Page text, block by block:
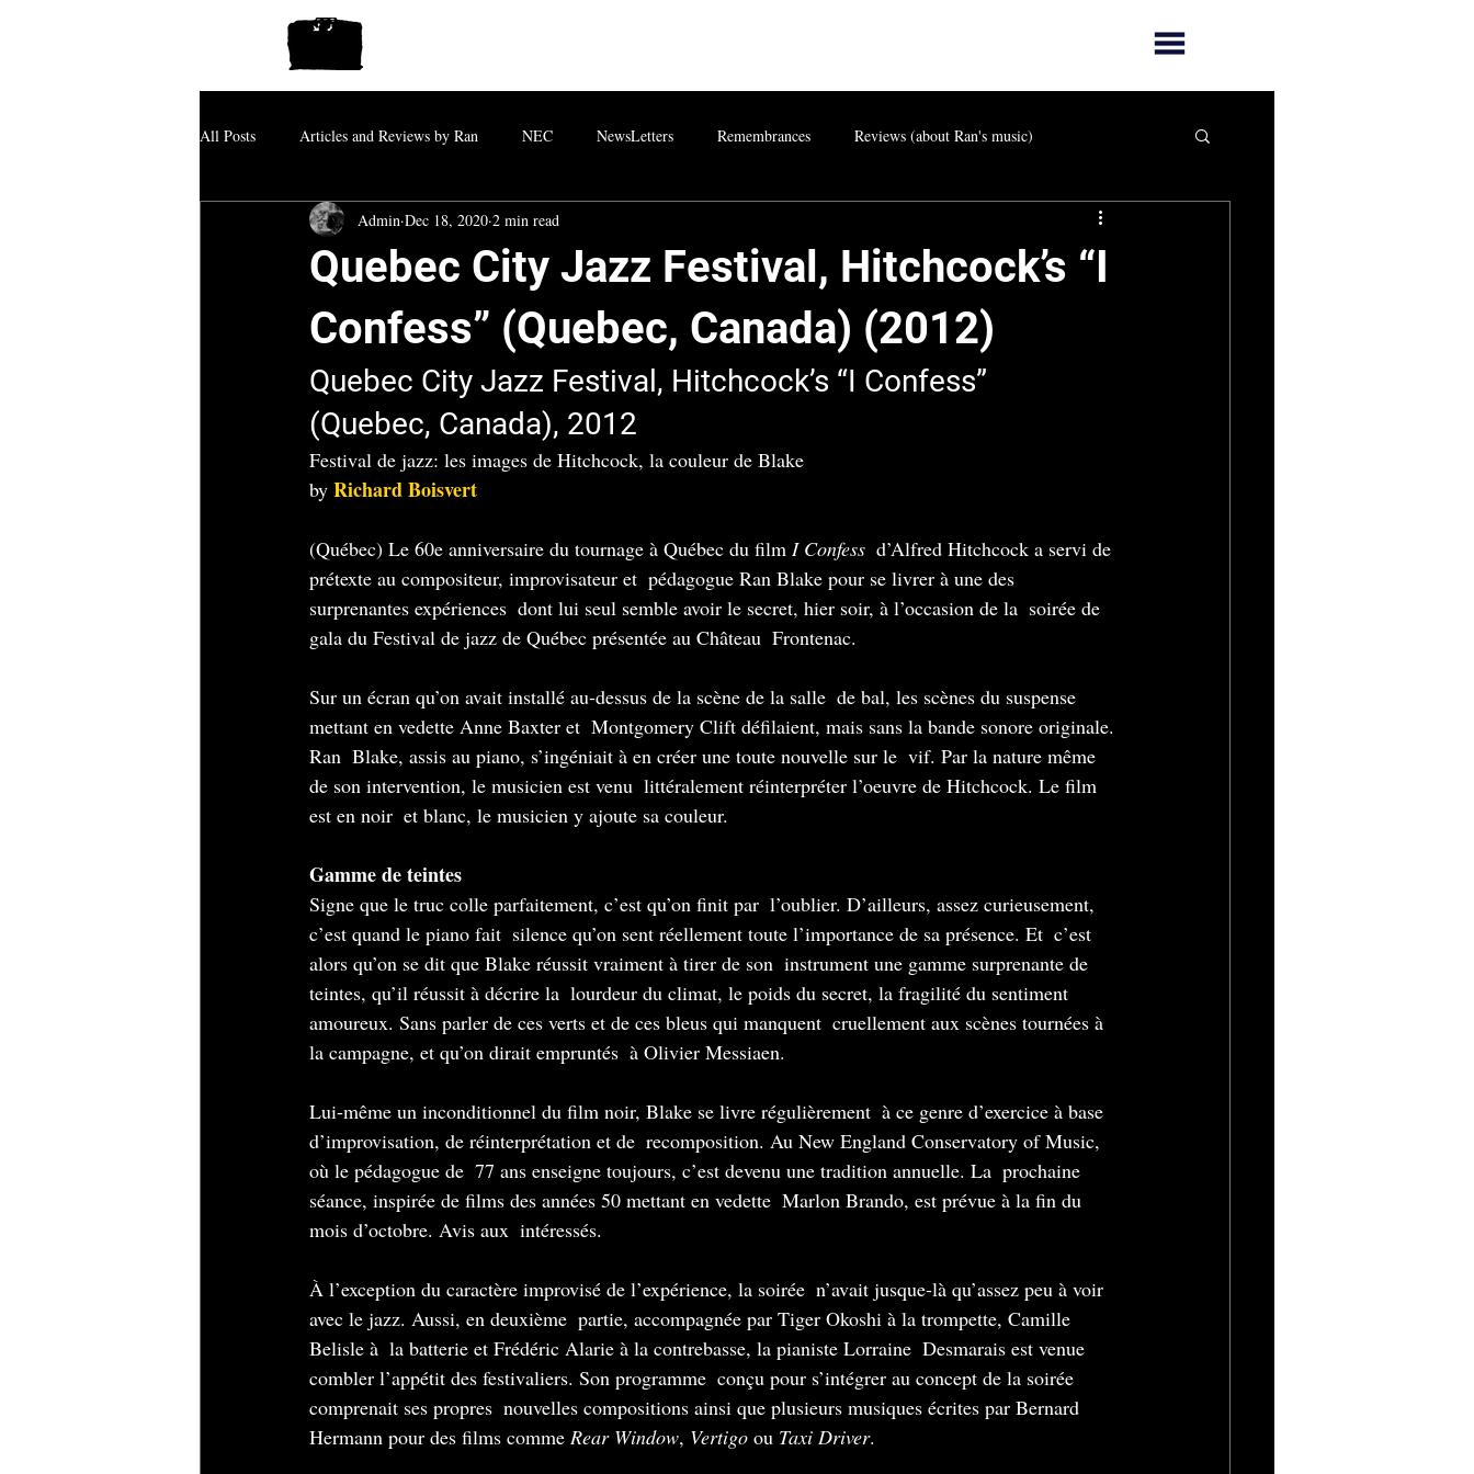
All Posts Articles and Reviews by Ran NEC NewsLetters Remembrances Reviews (about Ran's music)
Quebec City Jazz Festival, Hitchcock’s “I
Confess” (Quebec, Canada) (2012)
Admin Dec 18, 2020 2 min read
Quebec City Jazz Festival, Hitchcock’s “I Confess”
(Quebec, Canada), 2012
Festival de jazz: les images de Hitchcock, la couleur de Blake
by Richard Boisvert
(Québec) Le 60e anniversaire du tournage à Québec du film I Confess
  d’Alfred Hitchcock a servi de
prétexte au compositeur, improvisateur et  pédagogue Ran Blake pour se livrer à une des
surprenantes expériences  dont lui seul semble avoir le secret, hier soir, à l’occasion de la  soirée de
gala du Festival de jazz de Québec présentée au Château  Frontenac.
Sur un écran qu’on avait installé au-dessus de la scène de la salle  de bal, les scènes du suspense
mettant en vedette Anne Baxter et  Montgomery Clift défilaient, mais sans la bande sonore originale.
Ran  Blake, assis au piano, s’ingéniait à en créer une toute nouvelle sur le  vif. Par la nature même
de son intervention, le musicien est venu  littéralement réinterpréter l’oeuvre de Hitchcock. Le film
est en noir  et blanc, le musicien y ajoute sa couleur.
Gamme de teintes
Signe que le truc colle parfaitement, c’est qu’on finit par  l’oublier. D’ailleurs, assez curieusement,
c’est quand le piano fait  silence qu’on sent réellement toute l’importance de sa présence. Et  c’est
alors qu’on se dit que Blake réussit vraiment à tirer de son  instrument une gamme surprenante de
teintes, qu’il réussit à décrire la  lourdeur du climat, le poids du secret, la fragilité du sentiment
amoureux. Sans parler de ces verts et de ces bleus qui manquent  cruellement aux scènes tournées à
la campagne, et qu’on dirait empruntés  à Olivier Messiaen.
Lui-même un inconditionnel du film noir, Blake se livre régulièrement  à ce genre d’exercice à base
d’improvisation, de réinterprétation et de  recomposition. Au New England Conservatory of Music,
où le pédagogue de  77 ans enseigne toujours, c’est devenu une tradition annuelle. La  prochaine
séance, inspirée de films des années 50 mettant en vedette  Marlon Brando, est prévue à la fin du
mois d’octobre. Avis aux  intéressés.
À l’exception du caractère improvisé de l’expérience, la soirée  n’avait jusque-là qu’assez peu à voir
avec le jazz. Aussi, en deuxième  partie, accompagnée par Tiger Okoshi à la trompette, Camille
Belisle à  la batterie et Frédéric Alarie à la contrebasse, la pianiste Lorraine  Desmarais est venue
combler l’appétit des festivaliers. Son programme  conçu pour s’intégrer au concept de la soirée
comprenait ses propres  nouvelles compositions ainsi que plusieurs musiques écrites par Bernard
Hermann pour des films comme Rear Window, Vertigo ou Taxi Driver.